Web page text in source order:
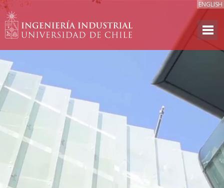
ENGLISH